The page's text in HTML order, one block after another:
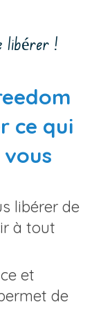
libérer !
ce qui
libérer de
à tout
et
de